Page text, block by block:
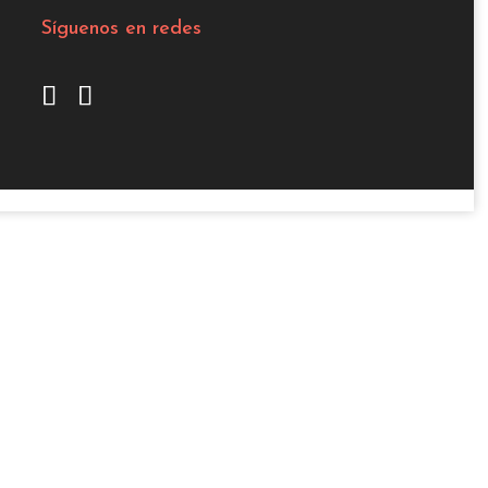
Síguenos en redes